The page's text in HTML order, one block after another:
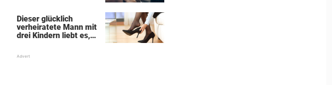
Dieser glücklich
verheiratete Mann mit
drei Kindern liebt es,